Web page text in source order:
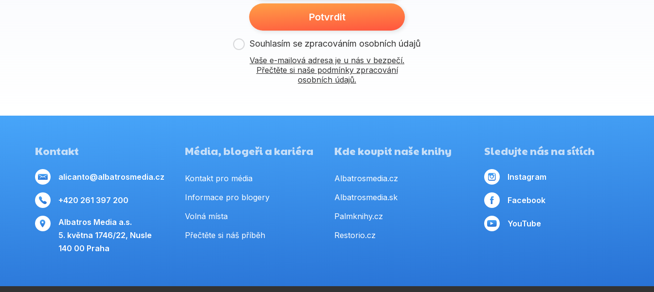
Potvrdit
Souhlasím se zpracováním osobních údajů
Vaše e-mailová adresa je u nás v bezpečí.
Přečtěte si naše podmínky zpracování
osobních údajů.
Kontakt
alicanto@albatrosmedia.cz
+420 261 397 200
Albatros Media a.s.
5. května 1746/22, Nusle
140 00 Praha
Média, blogeři a kariéra
Kontakt pro média
Informace pro blogery
Volná místa
Přečtěte si náš příběh
Kde koupit naše knihy
Albatrosmedia.cz
Albatrosmedia.sk
Palmknihy.cz
Restorio.cz
Sledujte nás na sítích
Instagram
Facebook
YouTube